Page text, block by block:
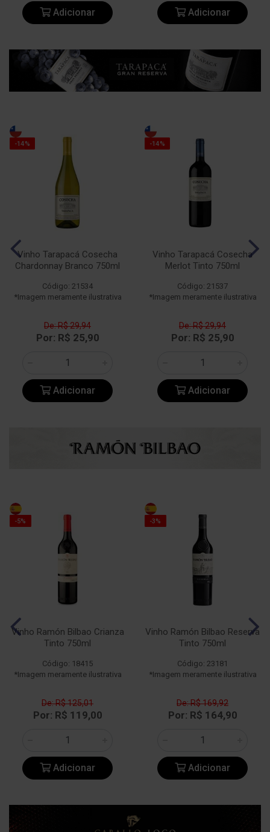
Adicionar Adicionar
-14%
Vinho Tarapacá Cosecha
Chardonnay Branco 750ml
Código: 21534
*Imagem meramente ilustrativa
De: R$ 29,94
Por: R$ 25,90
Adicionar
-14%
Vinho Tarapacá Cosecha
Merlot Tinto 750ml
Código: 21537
*Imagem meramente ilustrativa
De: R$ 29,94
Por: R$ 25,90
Adicionar
-5%
Vinho Ramón Bilbao Crianza
Tinto 750ml
Código: 18415
*Imagem meramente ilustrativa
De: R$ 125,01
Por: R$ 119,00
Adicionar
-3%
Vinho Ramón Bilbao Reserva
Tinto 750ml
Código: 23181
*Imagem meramente ilustrativa
De: R$ 169,92
Por: R$ 164,90
Adicionar